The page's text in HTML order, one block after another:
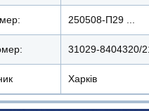
250508-П29 ...
31029-8404320/
Харків